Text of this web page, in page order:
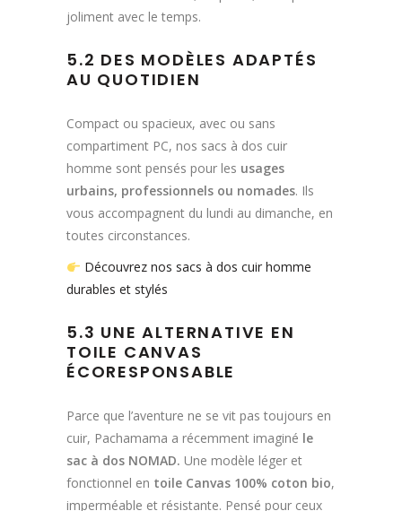
joliment avec le temps.
5.2 DES MODÈLES ADAPTÉS
AU QUOTIDIEN
Compact ou spacieux, avec ou sans
compartiment PC, nos sacs à dos cuir
homme sont pensés pour les usages
urbains, professionnels ou nomades. Ils
vous accompagnent du lundi au dimanche, en
toutes circonstances.
Découvrez nos sacs à dos cuir homme
durables et stylés
5.3 UNE ALTERNATIVE EN
TOILE CANVAS
ÉCORESPONSABLE
Parce que l’aventure ne se vit pas toujours en
cuir, Pachamama a récemment imaginé le
sac à dos NOMAD. Une modèle léger et
fonctionnel en toile Canvas 100% coton bio,
imperméable et résistante. Pensé pour ceux